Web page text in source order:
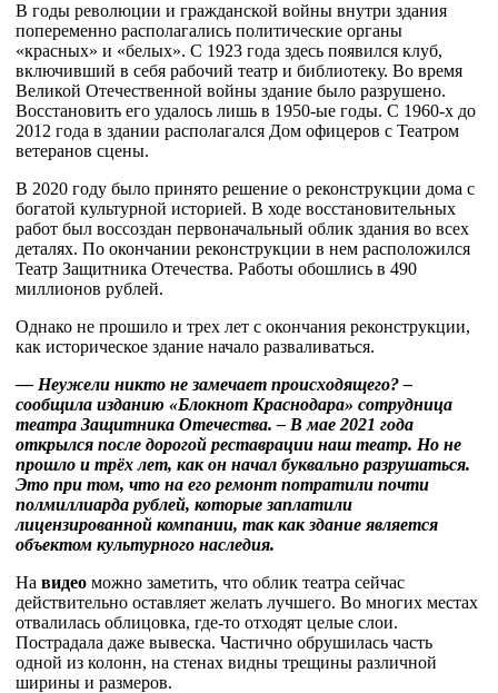
В годы революции и гражданской войны внутри здания
попеременно располагались политические органы
«красных» и «белых». С 1923 года здесь появился клуб,
включивший в себя рабочий театр и библиотеку. Во время
Великой Отечественной войны здание было разрушено.
Восстановить его удалось лишь в 1950-ые годы. С 1960-х до
2012 года в здании располагался Дом офицеров с Театром
ветеранов сцены.
В 2020 году было принято решение о реконструкции дома с
богатой культурной историей. В ходе восстановительных
работ был воссоздан первоначальный облик здания во всех
деталях. По окончании реконструкции в нем расположился
Театр Защитника Отечества. Работы обошлись в 490
миллионов рублей.
Однако не прошило и трех лет с окончания реконструкции,
как историческое здание начало разваливаться.
— Неужели никто не замечает происходящего? –
сообщила изданию «Блокнот Краснодара» сотрудница
театра Защитника Отечества. – В мае 2021 года
открылся после дорогой реставрации наш театр. Но не
прошло и трёх лет, как он начал буквально разрушаться.
Это при том, что на его ремонт потратили почти
полмиллиарда рублей, которые заплатили
лицензированной компании, так как здание является
объектом культурного наследия.
На видео можно заметить, что облик театра сейчас
действительно оставляет желать лучшего. Во многих местах
отвалилась облицовка, где-то отходят целые слои.
Пострадала даже вывеска. Частично обрушилась часть
одной из колонн, на стенах видны трещины различной
ширины и размеров.